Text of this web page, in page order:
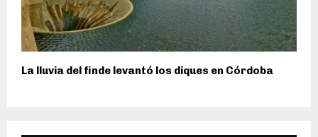
La lluvia del finde levantó los diques en Córdoba